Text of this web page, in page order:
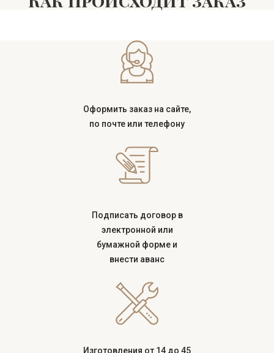
Оформить заказ на сайте,
по почте или телефону
Подписать договор в
электронной или
бумажной форме и
внести аванс
Изготовления от 14 до 45